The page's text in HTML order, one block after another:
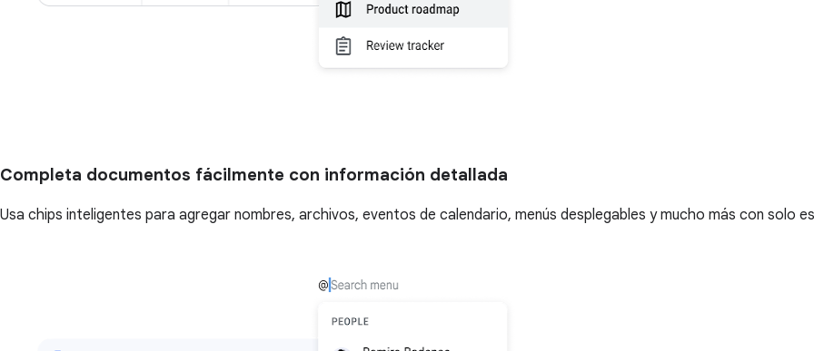
Completa documentos fácilmente con información detallada
Usa chips inteligentes para agregar nombres, archivos, eventos de calendario, menús desplegables y mucho más con solo